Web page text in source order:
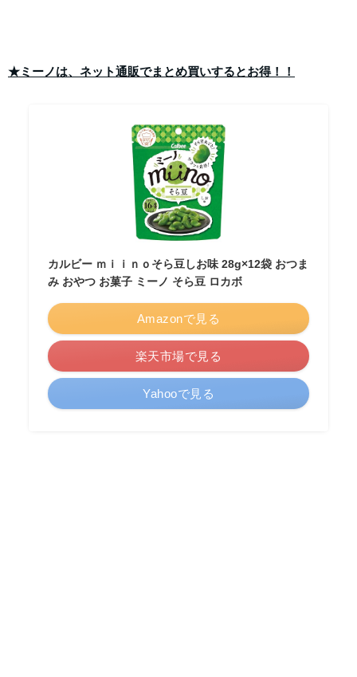
★ミーノは、ネット通販でまとめ買いするとお得！！
カルビー ｍｉｉｎｏそら豆しお味 28g×12袋 おつま
み おやつ お菓子 ミーノ そら豆 ロカボ
Amazonで見る
楽天市場で見る
Yahooで見る